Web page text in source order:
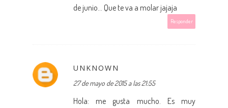
de junio... Que te va a molar jajaja
Responder
UNKNOWN
27 de mayo de 2015 a las 21:55
Hola: me gusta mucho. Es muy